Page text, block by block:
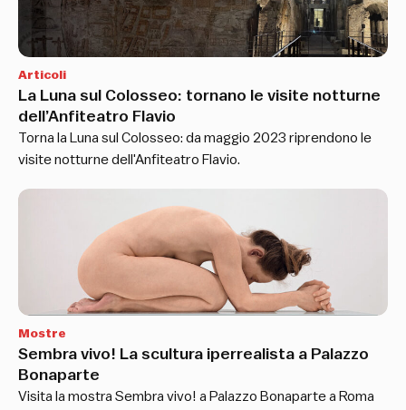
Articoli
La Luna sul Colosseo: tornano le visite notturne
dell’Anfiteatro Flavio
Torna la Luna sul Colosseo: da maggio 2023 riprendono le
visite notturne dell'Anfiteatro Flavio.
Mostre
Sembra vivo! La scultura iperrealista a Palazzo
Bonaparte
Visita la mostra Sembra vivo! a Palazzo Bonaparte a Roma